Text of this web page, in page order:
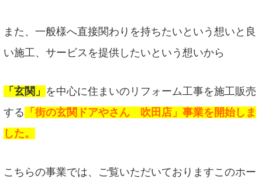
また、一般様へ直接関わりを持ちたいという想いと良
い施工、サービスを提供したいという想いから
「玄関」 を中心に住まいのリフォーム工事を施工販売
する 「街の玄関ドアやさん 吹田店」事業を開始しま
した。
こちらの事業では、ご覧いただいておりますこのホー